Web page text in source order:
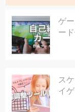
ゲ
ー
ス
イ